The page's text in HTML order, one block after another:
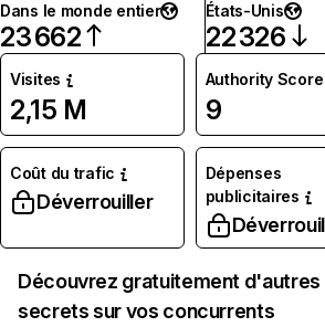
Dans le monde entier
23 662
États-Unis
22 326
Visites
2,15 M
Authority Score
9
Coût du trafic
Déverrouiller
Dépenses
publicitaires
Découvrez gratuitement d'autres
secrets sur vos concurrents